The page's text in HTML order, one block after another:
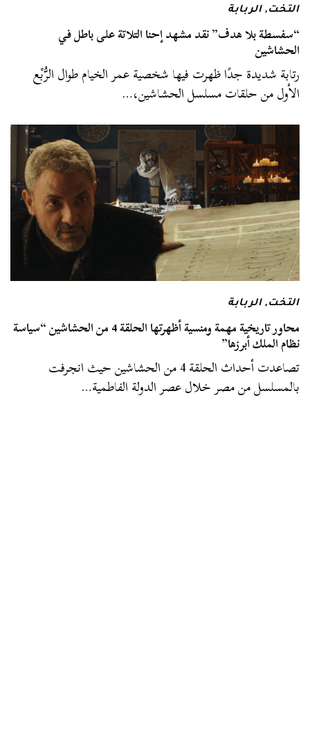
التخت,الربابة
“سفسطة بلا هدف” نقد مشهد إحنا التلاتة على باطل في
الحشاشين
رتابة شديدة جدًا ظهرت فيها شخصية عمر الخيام طوال الرُّبْع
الأول من حلقات مسلسل الحشاشين،…
التخت,الربابة
محاور تاريخية مهمة ومنسية أظهرتها الحلقة 4 من الحشاشين “سياسة
نظام الملك أبرزها”
تصاعدت أحداث الحلقة 4 من الحشاشين حيث انجرفت
بالمسلسل من مصر خلال عصر الدولة الفاطمية…